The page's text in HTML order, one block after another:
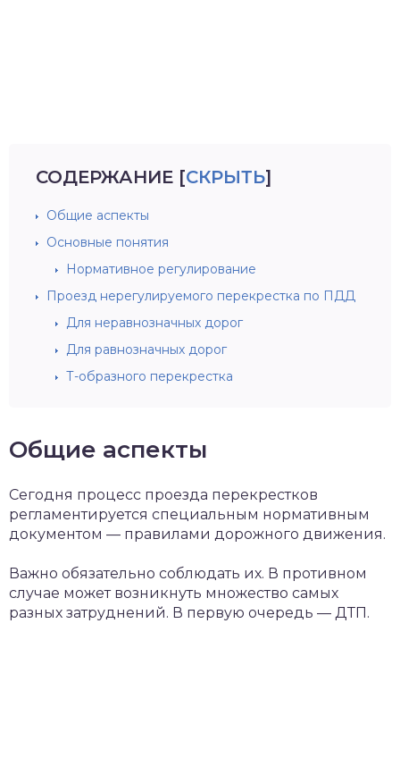
СОДЕРЖАНИЕ [СКРЫТЬ]
Общие аспекты
Основные понятия
Нормативное регулирование
Проезд нерегулируемого перекрестка по ПДД
Для неравнозначных дорог
Для равнозначных дорог
Т-образного перекрестка
Общие аспекты
Сегодня процесс проезда перекрестков
регламентируется специальным нормативным
документом — правилами дорожного движения.
Важно обязательно соблюдать их. В противном
случае может возникнуть множество самых
разных затруднений. В первую очередь — ДТП.